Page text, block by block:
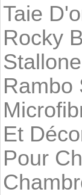
Taie
Rocky
Rambo
Et
Pour